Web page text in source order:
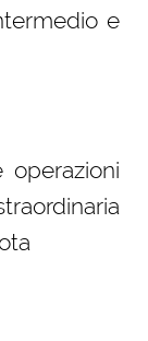
e
operazioni